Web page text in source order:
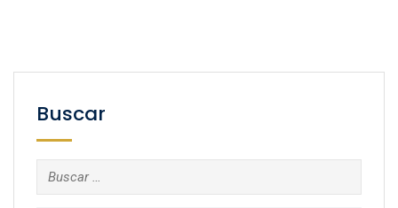
Buscar
Buscar: